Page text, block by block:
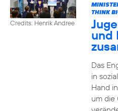
Credits: Henrik Andree
THINK
und
Das
in
Hand
um die